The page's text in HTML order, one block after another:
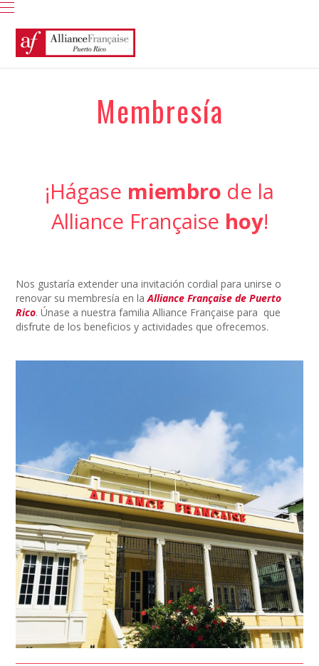
Membresía
¡Hágase miembro de la
Alliance Française hoy!
Nos gustaría extender una invitación cordial para unirse o
renovar su membresía en laAlliance Française de Puerto
Rico. Únase a nuestra familia Alliance Française para que
disfrute de los beneficios y actividades que ofrecemos.